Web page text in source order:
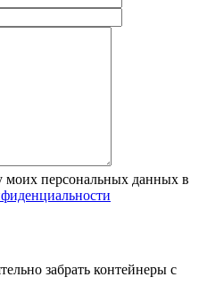
моих персональных данных в
забрать контейнеры с